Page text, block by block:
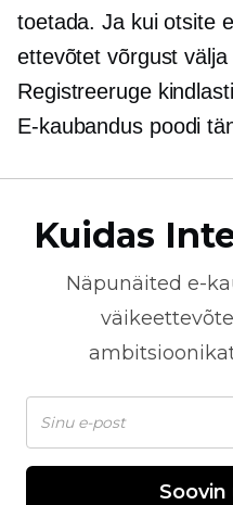
toetada. Ja kui otsite
ettevõtet võrgust välja
Registreeruge
E-kaubanduspoodi
Kuidas
Näpunäited e-
Soovin